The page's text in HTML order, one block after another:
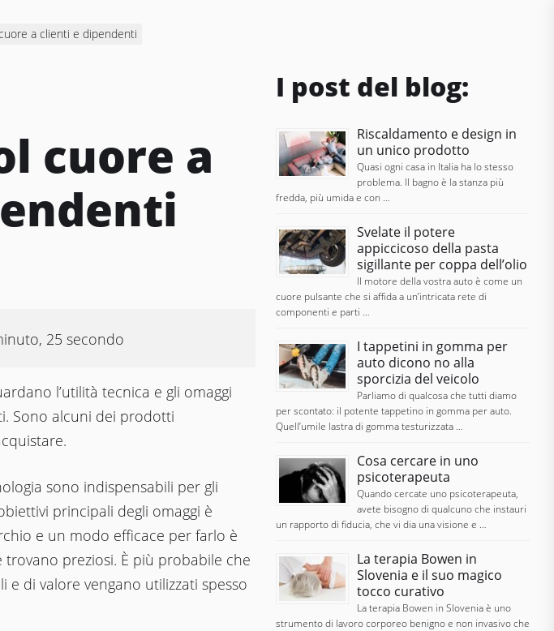
a clienti e dipendenti
cuore a
25 secondo
l’utilità tecnica e gli omaggi
Sono alcuni dei prodotti
sono indispensabili per gli
principali degli omaggi è
e un modo efficace per farlo è
preziosi. È più probabile che
di valore vengano utilizzati spesso
I post del blog:
Riscaldamento e design in
un unico prodotto
Quasi ogni casa in Italia ha lo stesso
problema. Il bagno è la stanza più
fredda, più umida e con …
Svelate il potere
appiccicoso della pasta
sigillante per coppa dell’olio
Il motore della vostra auto è come un
cuore pulsante che si affida a un’intricata rete di
componenti e parti …
I tappetini in gomma per
auto dicono no alla
sporcizia del veicolo
Parliamo di qualcosa che tutti diamo
per scontato: il potente tappetino in gomma per auto.
Quell’umile lastra di gomma testurizzata …
Cosa cercare in uno
psicoterapeuta
Quando cercate uno psicoterapeuta,
avete bisogno di qualcuno che instauri
un rapporto di fiducia, che vi dia una visione e …
La terapia Bowen in
Slovenia e il suo magico
tocco curativo
La terapia Bowen in Slovenia è uno
strumento di lavoro corporeo benigno e non invasivo che